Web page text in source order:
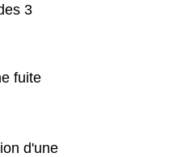
3
fuite
d'une